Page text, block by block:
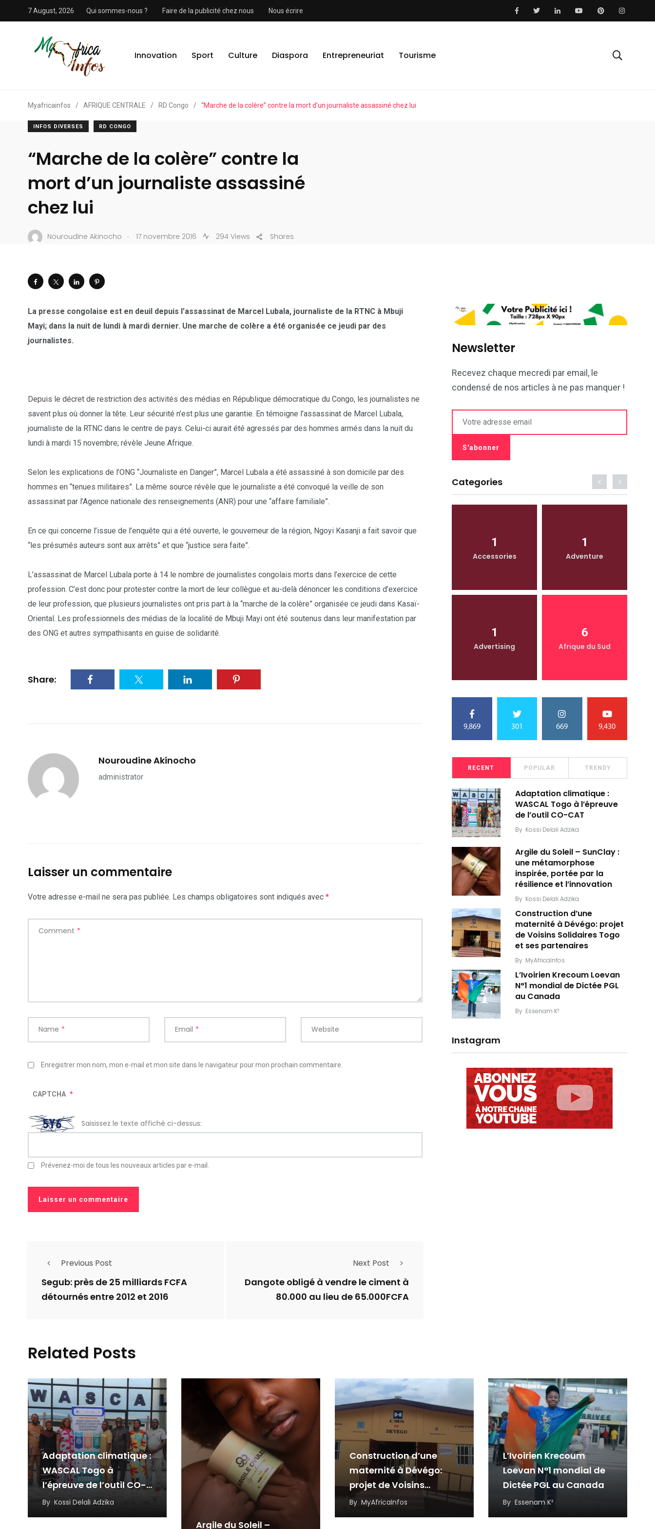
7 August, 2026 Qui sommes-nous ? Faire de la publicité chez nous Nous écrire
Innovation Sport Culture Diaspora Entrepreneuriat Tourisme
Myafricainfos / AFRIQUE CENTRALE / RD Congo / “Marche de la colère” contre la mort d’un journaliste assassiné chez lui
INFOS DIVERSES RD CONGO
“Marche de la colère” contre la
mort d’un journaliste assassiné
chez lui
Nouroudine Akinocho . 17 novembre 2016 294 Views Shares
La presse congolaise est en deuil depuis l’assassinat de Marcel Lubala, journaliste de la RTNC à Mbuji
Mayi; dans la nuit de lundi à mardi dernier. Une marche de colère a été organisée ce jeudi par des
journalistes.
Depuis le décret de restriction des activités des médias en République démocratique du Congo, les journalistes ne
savent plus où donner la tête. Leur sécurité n’est plus une garantie. En témoigne l’assassinat de Marcel Lubala,
journaliste de la RTNC dans le centre de pays. Celui-ci aurait été agressés par des hommes armés dans la nuit du
lundi à mardi 15 novembre; révèle Jeune Afrique.
Selon les explications de l’ONG “Journaliste en Danger”, Marcel Lubala a été assassiné à son domicile par des
hommes en “tenues militaires”. La même source révèle que le journaliste a été convoqué la veille de son
assassinat par l’Agence nationale des renseignements (ANR) pour une “affaire familiale”.
En ce qui concerne l’issue de l’enquête qui a été ouverte, le gouverneur de la région, Ngoyi Kasanji a fait savoir que
“les présumés auteurs sont aux arrêts” et que “justice sera faite”.
L’assassinat de Marcel Lubala porte à 14 le nombre de journalistes congolais morts dans l’exercice de cette
profession. C’est donc pour protester contre la mort de leur collègue et au-delà dénoncer les conditions d’exercice
de leur profession, que plusieurs journalistes ont pris part à la “marche de la colère” organisée ce jeudi dans Kasaï-
Oriental. Les professionnels des médias de la localité de Mbuji Mayi ont été soutenus dans leur manifestation par
des ONG et autres sympathisants en guise de solidarité.
Share:
Nouroudine Akinocho
administrator
Laisser un commentaire
Votre adresse e-mail ne sera pas publiée. Les champs obligatoires sont indiqués avec *
Comment *
Name * Email * Website
Enregistrer mon nom, mon e-mail et mon site dans le navigateur pour mon prochain commentaire.
CAPTCHA *
Saisissez le texte affiché ci-dessus:
Prévenez-moi de tous les nouveaux articles par e-mail.
Previous Post
Segub: près de 25 milliards FCFA
détournés entre 2012 et 2016
Next Post
Dangote obligé à vendre le ciment à
80.000 au lieu de 65.000FCFA
Newsletter
Recevez chaque mecredi par email, le
condensé de nos articles à ne pas manquer !
Categories
1824 1
1 1
1
Accessories
1
Adventure
1
Advertising
6
Afrique du Sud
9,869 301 669 9,430
RECENT POPULAR TRENDY
Adaptation climatique :
WASCAL Togo à l’épreuve
de l’outil CO-CAT
By Kossi Delali Adzika
Argile du Soleil – SunClay :
une métamorphose
inspirée, portée par la
résilience et l’innovation
By Kossi Delali Adzika
Construction d’une
maternité à Dévégo: projet
de Voisins Solidaires Togo
et ses partenaires
By MyAfricaInfos
L’Ivoirien Krecoum Loevan
N°1 mondial de Dictée PGL
au Canada
By Essenam K²
Instagram
Related Posts
Adaptation climatique :
WASCAL Togo à
l’épreuve de l’outil CO-
CAT
By Kossi Delali Adzika
Argile du Soleil –
Construction d’une
maternité à Dévégo:
projet de Voisins
Solidaires Togo et ses
By MyAfricaInfos
L’Ivoirien Krecoum
Loevan N°1 mondial de
Dictée PGL au Canada
By Essenam K²